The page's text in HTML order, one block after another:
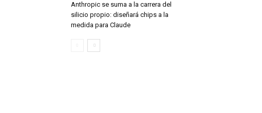
Anthropic se suma a la carrera del
silicio propio: diseñará chips a la
medida para Claude